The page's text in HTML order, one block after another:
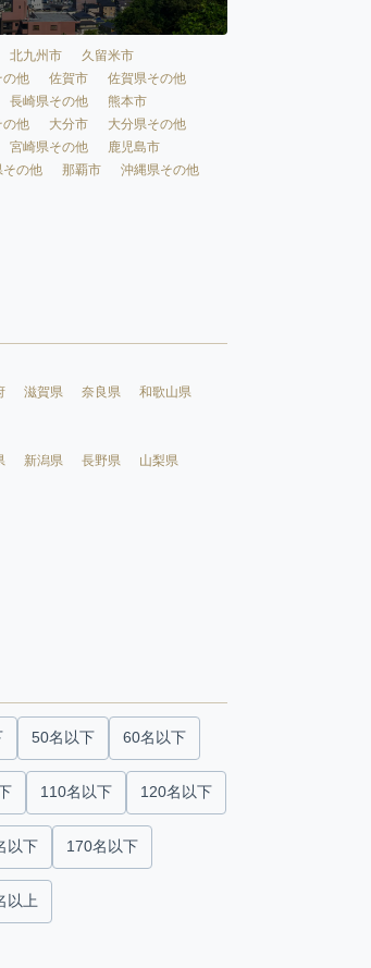
北九州市
久留米市
の他
佐賀市
佐賀県その他
長崎県その他
熊本市
の他
大分市
大分県その他
宮崎県その他
鹿児島市
その他
那覇市 沖縄県その他
滋賀県 奈良県 和歌山県
新潟県 長野県 山梨県
50名以下 60名以下
110名以下 120名以下
以下 170名以下
以上